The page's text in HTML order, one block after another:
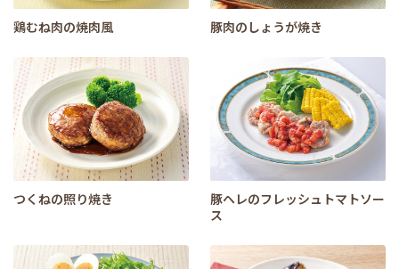
鶏むね肉の焼肉風 豚肉のしょうが焼き
つくねの照り焼き
豚ヘレのフレッシュトマトソー
ス